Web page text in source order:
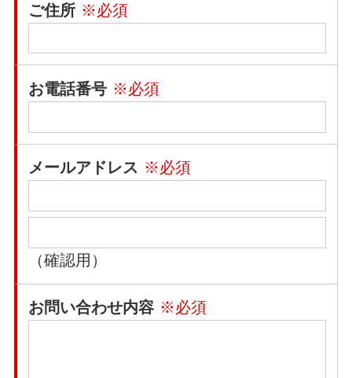
ご住所 ※必須
お電話番号 ※必須
メールアドレス ※必須
（確認用）
お問い合わせ内容 ※必須